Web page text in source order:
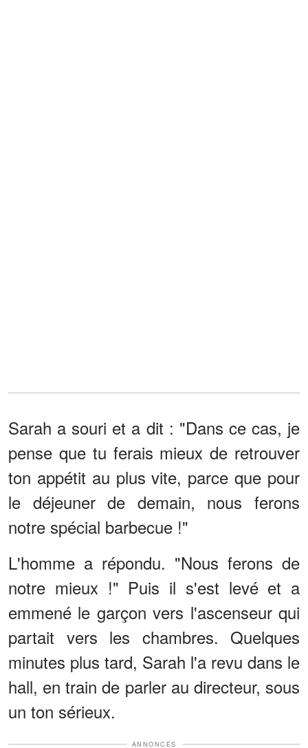
Sarah a souri et a dit : "Dans ce cas, je
pense que tu ferais mieux de retrouver
ton appétit au plus vite, parce que pour
le déjeuner de demain, nous ferons
notre spécial barbecue !"
L'homme a répondu. "Nous ferons de
notre mieux !" Puis il s'est levé et a
emmené le garçon vers l'ascenseur qui
partait vers les chambres. Quelques
minutes plus tard, Sarah l'a revu dans le
hall, en train de parler au directeur, sous
un ton sérieux.
ANNONCES